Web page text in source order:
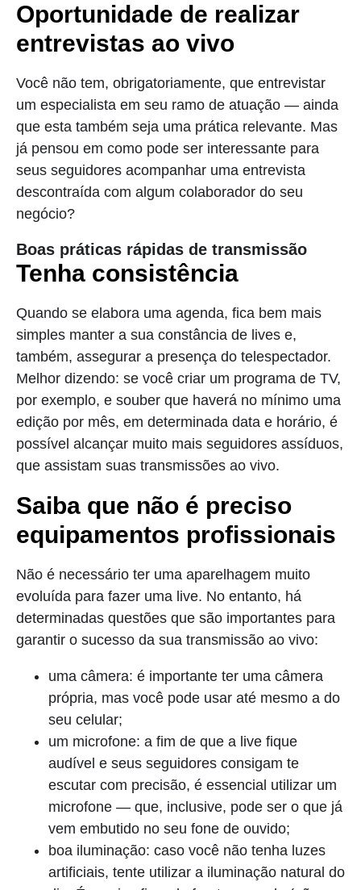
Oportunidade de realizar
entrevistas ao vivo
Você não tem, obrigatoriamente, que entrevistar
um especialista em seu ramo de atuação — ainda
que esta também seja uma prática relevante. Mas
já pensou em como pode ser interessante para
seus seguidores acompanhar uma entrevista
descontraída com algum colaborador do seu
negócio?
Boas práticas rápidas de transmissão
Tenha consistência
Quando se elabora uma agenda, fica bem mais
simples manter a sua constância de lives e,
também, assegurar a presença do telespectador.
Melhor dizendo: se você criar um programa de TV,
por exemplo, e souber que haverá no mínimo uma
edição por mês, em determinada data e horário, é
possível alcançar muito mais seguidores assíduos,
que assistam suas transmissões ao vivo.
Saiba que não é preciso
equipamentos profissionais
Não é necessário ter uma aparelhagem muito
evoluída para fazer uma live. No entanto, há
determinadas questões que são importantes para
garantir o sucesso da sua transmissão ao vivo:
uma câmera: é importante ter uma câmera
própria, mas você pode usar até mesmo a do
seu celular;
um microfone: a fim de que a live fique
audível e seus seguidores consigam te
escutar com precisão, é essencial utilizar um
microfone — que, inclusive, pode ser o que já
vem embutido no seu fone de ouvido;
boa iluminação: caso você não tenha luzes
artificiais, tente utilizar a iluminação natural do